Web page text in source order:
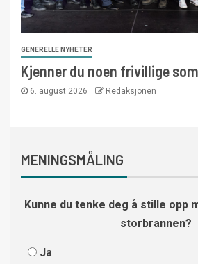
GENERELLE NYHETER
Kjenner du noen frivillige
6. august 2026 Redaksjonen
MENINGSMÅLING
Kunne du tenke deg å stille opp
storbrannen?
Ja